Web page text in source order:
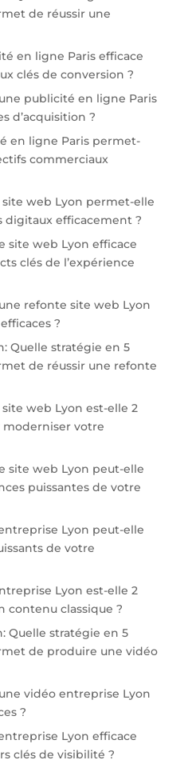
de réussir une
en ligne Paris efficace
clés de conversion ?
publicité en ligne Paris
d’acquisition ?
en ligne Paris permet-
commerciaux
web Lyon permet-elle
digitaux efficacement ?
site web Lyon efficace
clés de l’expérience
refonte site web Lyon
?
Quelle stratégie en 5
de réussir une refonte
web Lyon est-elle 2
moderniser votre
site web Lyon peut-elle
puissantes de votre
Lyon peut-elle
de votre
Lyon est-elle 2
contenu classique ?
Quelle stratégie en 5
de produire une vidéo
vidéo entreprise Lyon
?
Lyon efficace
clés de visibilité ?